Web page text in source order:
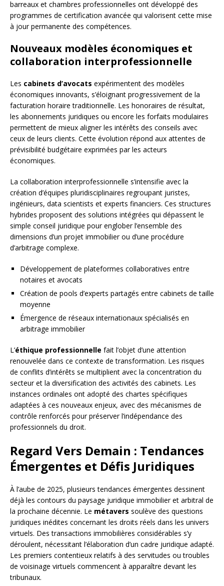
barreaux et chambres professionnelles ont développé des
programmes de certification avancée qui valorisent cette mise
à jour permanente des compétences.
Nouveaux modèles économiques et
collaboration interprofessionnelle
Les cabinets d’avocats expérimentent des modèles
économiques innovants, s’éloignant progressivement de la
facturation horaire traditionnelle. Les honoraires de résultat,
les abonnements juridiques ou encore les forfaits modulaires
permettent de mieux aligner les intérêts des conseils avec
ceux de leurs clients. Cette évolution répond aux attentes de
prévisibilité budgétaire exprimées par les acteurs
économiques.
La collaboration interprofessionnelle s’intensifie avec la
création d’équipes pluridisciplinaires regroupant juristes,
ingénieurs, data scientists et experts financiers. Ces structures
hybrides proposent des solutions intégrées qui dépassent le
simple conseil juridique pour englober l’ensemble des
dimensions d’un projet immobilier ou d’une procédure
d’arbitrage complexe.
Développement de plateformes collaboratives entre
notaires et avocats
Création de pools d’experts partagés entre cabinets de taille
moyenne
Émergence de réseaux internationaux spécialisés en
arbitrage immobilier
L’éthique professionnelle fait l’objet d’une attention
renouvelée dans ce contexte de transformation. Les risques
de conflits d’intérêts se multiplient avec la concentration du
secteur et la diversification des activités des cabinets. Les
instances ordinales ont adopté des chartes spécifiques
adaptées à ces nouveaux enjeux, avec des mécanismes de
contrôle renforcés pour préserver l’indépendance des
professionnels du droit.
Regard Vers Demain : Tendances
Émergentes et Défis Juridiques
À l’aube de 2025, plusieurs tendances émergentes dessinent
déjà les contours du paysage juridique immobilier et arbitral de
la prochaine décennie. Le métavers soulève des questions
juridiques inédites concernant les droits réels dans les univers
virtuels. Des transactions immobilières considérables s’y
déroulent, nécessitant l’élaboration d’un cadre juridique adapté.
Les premiers contentieux relatifs à des servitudes ou troubles
de voisinage virtuels commencent à apparaître devant les
tribunaux.